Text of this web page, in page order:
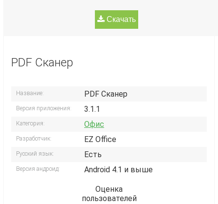
Скачать
PDF Сканер
Название: PDF Сканер
Версия приложения: 3.1.1
Категория: Офис
Разработчик: EZ Office
Русский язык: Есть
Версия андроид: Android 4.1 и выше
Оценка
пользователей